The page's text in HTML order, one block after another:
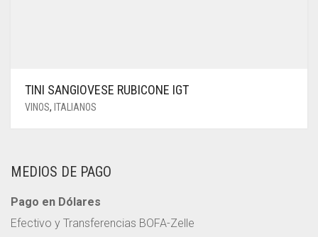
TINI SANGIOVESE RUBICONE IGT
VINOS, ITALIANOS
MEDIOS DE PAGO
Pago en Dólares
Efectivo y Transferencias BOFA-Zelle